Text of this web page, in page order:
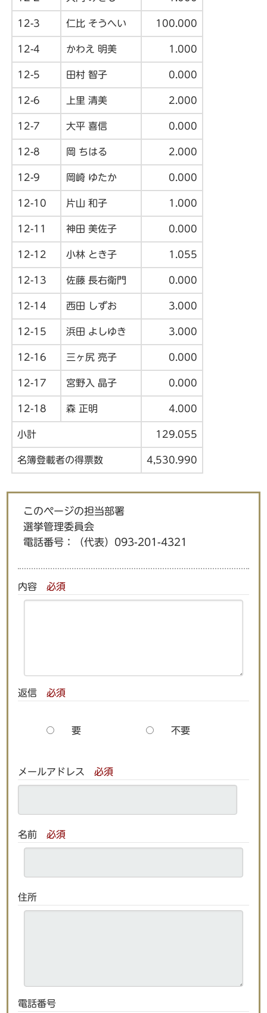
12-3 仁比 そうへい 100.000
12-4 かわえ 明美 1.000
12-5 田村 智子 0.000
12-6 上里 清美 2.000
12-7 大平 喜信 0.000
12-8 岡 ちはる 2.000
12-9 岡崎 ゆたか 0.000
12-10 片山 和子 1.000
12-11 神田 美佐子 0.000
12-12 小林 とき子 1.055
12-13 佐藤 長右衛門 0.000
12-14 西田 しずお 3.000
12-15 浜田 よしゆき 3.000
12-16 三ヶ尻 亮子 0.000
12-17 宮野入 晶子 0.000
12-18 森 正明 4.000
小計 129.055
名簿登載者の得票数 4,530.990
このページの担当部署
選挙管理委員会
電話番号：
（代表）093-201-4321
内容 必須
返信 必須
要 不要
メールアドレス 必須
名前 必須
住所
電話番号